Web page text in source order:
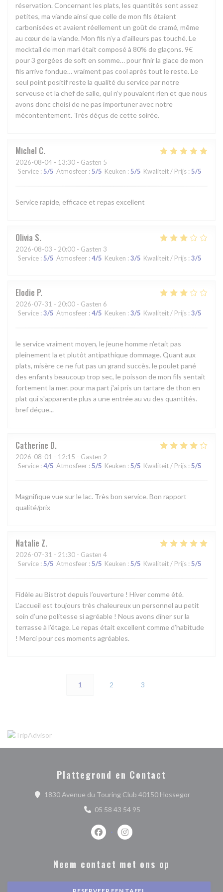
réservation. Concernant les plats, les quantités sont assez
petites, ma viande ainsi que celle de mon fils étaient
carbonisées et avaient réellement un goût de cramé, même
au cœur de la viande. Mon fils n’y a d’ailleurs pas touché. Le
mocktail de mon mari était composé à 80% de glaçons. 9€
pour 3 gorgées de soft en somme… pour finir la glace de mon
fils arrive fondue… vraiment pas cool après tout le reste. Le
seul point positif reste la qualité du service par notre
serveuse et la chef de salle, qui n’y pouvaient rien et que nous
avons donc choisi de ne pas importuner avec notre
mécontentement. Très déçus de cette soirée.
Michel C
2026-08-04 - 13:30 - Gasten 5
Service : 5/5 Atmosfeer : 5/5 Keuken : 5/5 Kwaliteit / Prijs : 5/5
Service rapide, efficace et repas excellent
Olivia S
2026-08-03 - 20:00 - Gasten 3
Service : 5/5 Atmosfeer : 4/5 Keuken : 3/5 Kwaliteit / Prijs : 3/5
Elodie P
2026-07-31 - 20:00 - Gasten 6
Service : 3/5 Atmosfeer : 4/5 Keuken : 3/5 Kwaliteit / Prijs : 3/5
le service vraiment moyen, le jeune homme n'etait pas
pleinement la et plutôt antipathique dommage. Quant aux
plats, misère ce ne fut pas un grand succès. le poulet pané
des enfants beaucoup trop sec, le poisson de mon fils sentait
fortement la mer. pour ma part j'ai pris un tartare de thon en
plat qui s'apparente plus a une entrée au vu des quantités.
bref déçue...
Catherine D
2026-08-01 - 12:15 - Gasten 2
Service : 4/5 Atmosfeer : 5/5 Keuken : 5/5 Kwaliteit / Prijs : 5/5
Magnifique vue sur le lac. Très bon service. Bon rapport
qualité/prix
Natalie Z
2026-07-31 - 21:30 - Gasten 4
Service : 5/5 Atmosfeer : 5/5 Keuken : 5/5 Kwaliteit / Prijs : 5/5
Fidèle au Bistrot depuis l’ouverture ! Hiver comme été.
L’accueil est toujours très chaleureux un personnel au petit
soin d’une politesse si agréable ! Nous avons dîner sur la
terrasse à l’étage. Le repas était excellent comme d’habitude
! Merci pour ces moments agréables.
1 2 3
Plattegrond en Contact
1830 Avenue du Touring Club 40150 Hossegor((opent in
05 58 43 54 95
Facebook ((opent in een nieuw
Instagram ((opent in een
Neem contact met ons op